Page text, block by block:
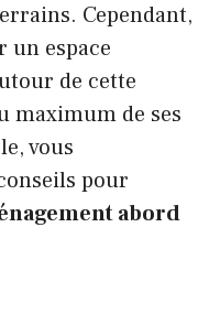
Cependant,
un espace
de cette
maximum de ses
vous
pour
abord